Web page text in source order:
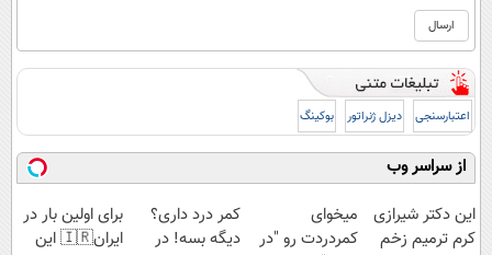
اعتبارسنجی دیزل ژنراتور بوکینگ
از سراسر وب
این دکتر شیرازی
کرم ترمیم زخم
میخوای
کمردردت رو "در
کمر درد داری؟
دیگه بسه! در
برای اولین بار در
ایران🇮🇷 این